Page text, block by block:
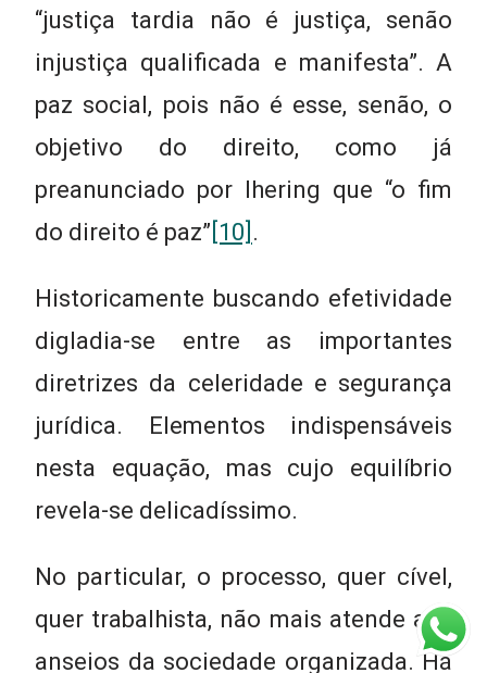
“justiça tardia não é justiça, senão
injustiça qualificada e manifesta”. A
paz social, pois não é esse, senão, o
objetivo do direito, como já
preanunciado por Ihering que “o fim
do direito é paz” [10] .
Historicamente buscando efetividade
digladia-se entre as importantes
diretrizes da celeridade e segurança
jurídica. Elementos indispensáveis
nesta equação, mas cujo equilíbrio
revela-se delicadíssimo.
No particular, o processo, quer cível,
quer trabalhista, não mais atende aos
anseios da sociedade organizada. Há